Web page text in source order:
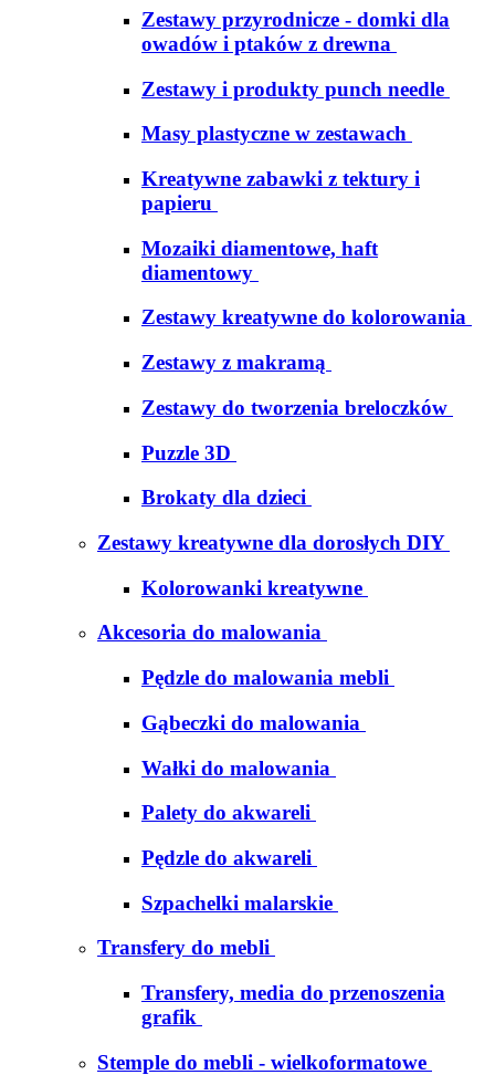
Zestawy przyrodnicze - domki dla
owadów i ptaków z drewna
Zestawy i produkty punch needle
Masy plastyczne w zestawach
Kreatywne zabawki z tektury i
papieru
Mozaiki diamentowe, haft
diamentowy
Zestawy kreatywne do kolorowania
Zestawy z makramą
Zestawy do tworzenia breloczków
Puzzle 3D
Brokaty dla dzieci
Zestawy kreatywne dla dorosłych DIY
Kolorowanki kreatywne
Akcesoria do malowania
Pędzle do malowania mebli
Gąbeczki do malowania
Wałki do malowania
Palety do akwareli
Pędzle do akwareli
Szpachelki malarskie
Transfery do mebli
Transfery, media do przenoszenia
grafik
Stemple do mebli - wielkoformatowe